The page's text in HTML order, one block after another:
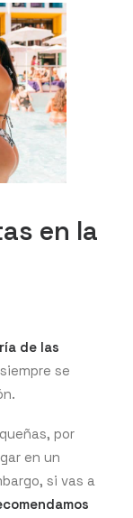
en la
de las
se
por
en un
si vas a